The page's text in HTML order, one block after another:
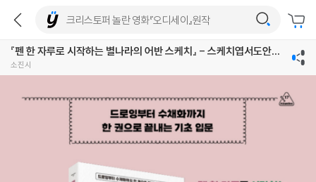
『펜 한 자루로 시작하는 별나라의 어반 스케치』 - 스케치엽서도안세
트
소진시